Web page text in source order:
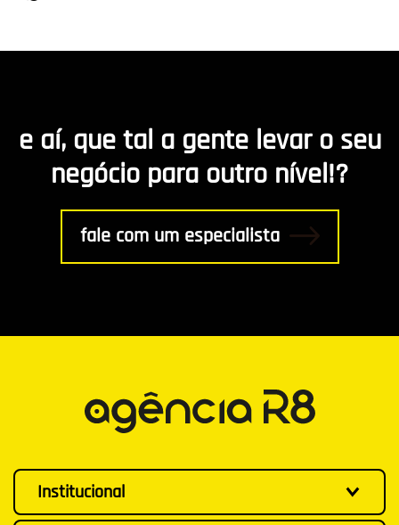
e aí, que tal a gente levar o seu
negócio para outro nível!?
fale com um especialista
Institucional